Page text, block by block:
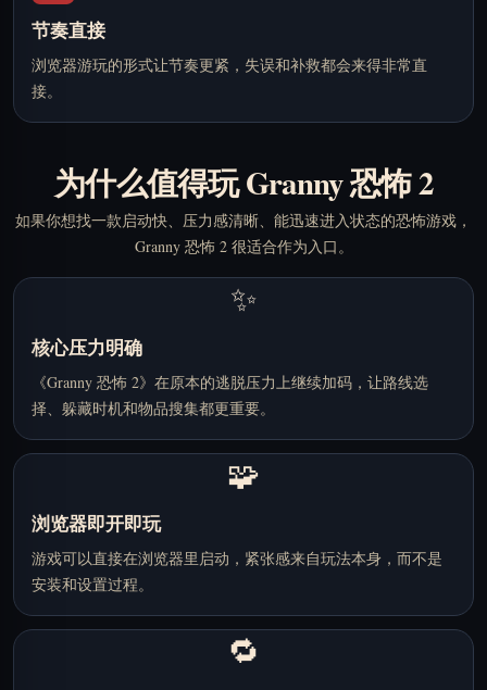
节奏直接
浏览器游玩的形式让节奏更紧，失误和补救都会来得非常直
接。
为什么值得玩 Granny 恐怖 2
如果你想找一款启动快、压力感清晰、能迅速进入状态的恐怖游戏，
Granny 恐怖 2 很适合作为入口。
✨
核心压力明确
《Granny 恐怖 2》在原本的逃脱压力上继续加码，让路线选
择、躲藏时机和物品搜集都更重要。
🧩
浏览器即开即玩
游戏可以直接在浏览器里启动，紧张感来自玩法本身，而不是
安装和设置过程。
🔁